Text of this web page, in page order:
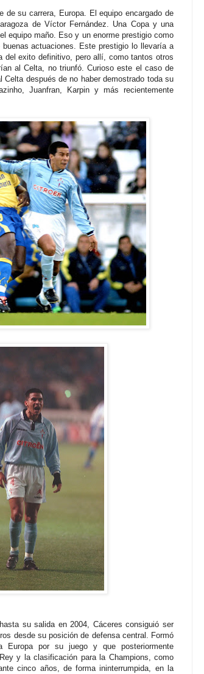
de su carrera, Europa. El equipo encargado de
de Víctor Fernández. Una Copa y una
equipo maño. Eso y un enorme prestigio como
actuaciones. Este prestigio lo llevaría a
del exito definitivo, pero allí, como tantos otros
al Celta, no triunfó. Curioso este el caso de
Celta después de no haber demostrado toda su
Juanfran, Karpin y más recientemente
su salida en 2004, Cáceres consiguió ser
desde su posición de defensa central. Formó
Europa por su juego y que posteriormente
y la clasificación para la Champions, como
cinco años, de forma ininterrumpida, en la